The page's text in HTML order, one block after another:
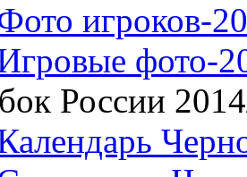
игроков-
фото-
России